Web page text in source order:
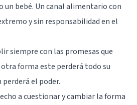
un bebé. Un canal alimentario con
y sin responsabilidad en el
siempre con las promesas que
forma este perderá todo su
el poder.
a cuestionar y cambiar la forma